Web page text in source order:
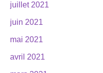
juillet 2021
juin 2021
mai 2021
avril 2021